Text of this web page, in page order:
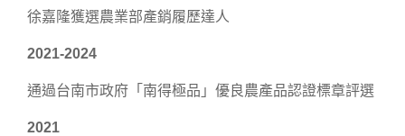
徐嘉隆獲選農業部產銷履歷達人
2021-2024
通過台南市政府「南得極品」優良農產品認證標章評選
2021